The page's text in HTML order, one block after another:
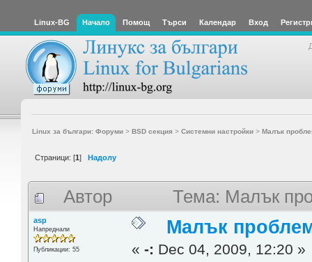
Linux-BG Начало Помощ Търси Календар Вход
Linux за българи: Форуми> BSD секция > Системни настройки> Малък
Страници: [1] Надолу
Автор Тема: Малък
asp
Напреднали
Публикации: 55
Малък
«-: Dec 04, 2009, 12:20 »